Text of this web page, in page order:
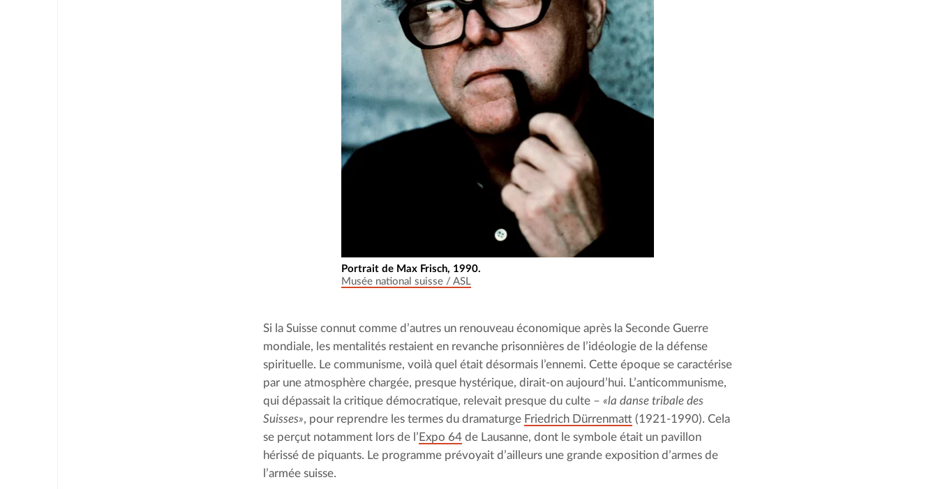
Portrait de Max Frisch, 1990.
Musée national suisse / ASL
Si la Suisse connut comme d’autres un renouveau économique après la Seconde Guerre
mondiale, les mentalités restaient en revanche prisonnières de l’idéologie de la défense
spirituelle. Le communisme, voilà quel était désormais l’ennemi. Cette époque se caractérise
par une atmosphère chargée, presque hystérique, dirait-on aujourd’hui. L’anticommunisme,
qui dépassait la critique démocratique, relevait presque du culte – «la danse tribale des
Suisses», pour reprendre les termes du dramaturge Friedrich Dürrenmatt (1921-1990). Cela
se perçut notamment lors de l’ Expo 64 de Lausanne, dont le symbole était un pavillon
hérissé de piquants. Le programme prévoyait d’ailleurs une grande exposition d’armes de
l’armée suisse.